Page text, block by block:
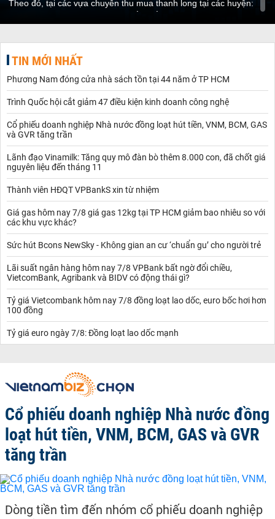
Theo đó, tại các vựa chuyên thu mua thanh long tại các huyện:
Hồng, chủ vựa thanh long tại Hàm Thuận Nam cho biết, thời tiết
năm n
TIN MỚI NHẤT
Phương Nam đóng cửa nhà sách tồn tại 44 năm ở TP HCM
Trình Quốc hội cắt giảm 47 điều kiện kinh doanh công nghệ
Cổ phiếu doanh nghiệp Nhà nước đồng loạt hút tiền, VNM, BCM, GAS
và GVR tăng trần
Lãnh đạo Vinamilk: Tăng quy mô đàn bò thêm 8.000 con, đã chốt giá
nguyên liệu đến tháng 11
Thành viên HĐQT VPBankS xin từ nhiệm
Giá gas hôm nay 7/8 giá gas 12kg tại TP HCM giảm bao nhiêu so với
các khu vực khác?
Sức hút Bcons NewSky - Không gian an cư ‘chuẩn gu’ cho người trẻ
Lãi suất ngân hàng hôm nay 7/8 VPBank bất ngờ đổi chiều,
VietcomBank, Agribank và BIDV có động thái gì?
Tỷ giá Vietcombank hôm nay 7/8 đồng loạt lao dốc, euro bốc hơi hơn
100 đồng
Tỷ giá euro ngày 7/8: Đồng loạt lao dốc mạnh
Cổ phiếu doanh nghiệp Nhà nước đồng
loạt hút tiền, VNM, BCM, GAS và GVR
tăng trần
Dòng tiền tìm đến nhóm cổ phiếu doanh nghiệp